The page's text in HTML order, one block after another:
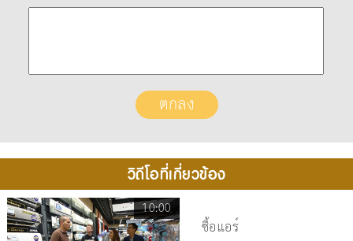
วิดีโอที่เกี่ยวข้อง
10:00
ซื้อแอร์